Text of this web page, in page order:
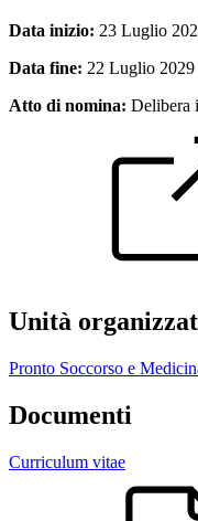
Data inizio: 23 Luglio
Data fine: 22 Luglio 2029
Atto di nomina: Delibera
Unità
Pronto Soccorso e
Documenti
Curriculum vitae